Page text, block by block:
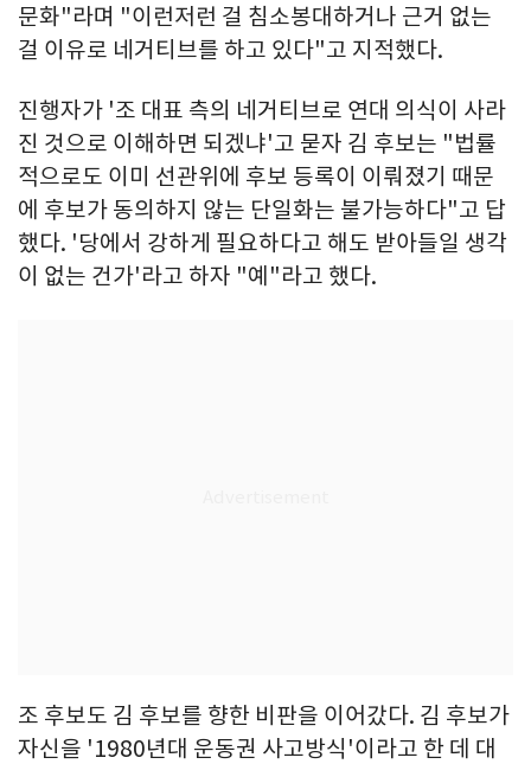
문화"라며 "이런저런 걸 침소봉대하거나 근거 없는
걸 이유로 네거티브를 하고 있다"고 지적했다.
진행자가 '조 대표 측의 네거티브로 연대 의식이 사라
진 것으로 이해하면 되겠냐'고 묻자 김 후보는 "법률
적으로도 이미 선관위에 후보 등록이 이뤄졌기 때문
에 후보가 동의하지 않는 단일화는 불가능하다"고 답
했다. '당에서 강하게 필요하다고 해도 받아들일 생각
이 없는 건가'라고 하자 "예"라고 했다.
조 후보도 김 후보를 향한 비판을 이어갔다. 김 후보가
자신을 '1980년대 운동권 사고방식'이라고 한 데 대